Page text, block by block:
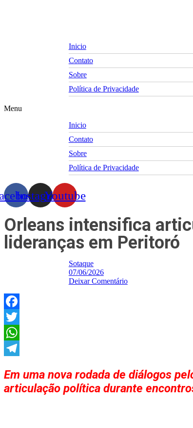
Inicio
Contato
Sobre
Política de Privacidade
Menu
Inicio
Contato
Sobre
Política de Privacidade
InstagramYoutube
Orleans intensifica
lideranças em Peritoró
Sotaque
07/06/2026
Deixar Comentário
Facebook
Twitter
WhatsApp
Em uma nova rodada de diálogos
articulação política durante